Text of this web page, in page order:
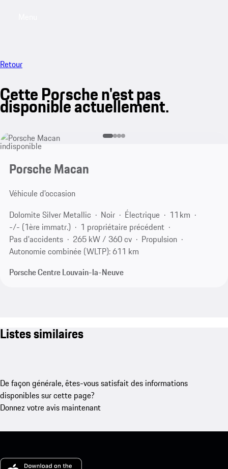
Retour
Cette Porsche n'est pas
disponible actuellement.
indisponible
Porsche Macan
Véhicule d'occasion
Dolomite Silver Metallic
Noir Électrique
11 km
-/- (1ère immatr.)
1 propriétaire précédent
Pas d'accidents
265 kW / 360 cv
Propulsion
Autonomie combinée (WLTP): 611 km
Porsche Centre Louvain-la-Neuve
Listes similaires
De façon générale, êtes-vous satisfait des informations
disponibles sur cette page?
Donnez votre avis maintenant